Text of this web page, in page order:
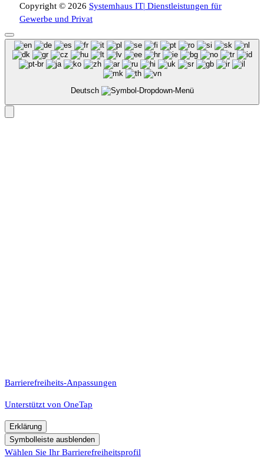
Copyright © 2026 Systemhaus IT| Dienstleistungen für
Gewerbe und Privat
Deutsch
Barrierefreiheits-Anpassungen
Unterstützt von OneTap
Erklärung
Symbolleiste ausblenden
Wählen Sie Ihr Barrierefreiheitsprofil